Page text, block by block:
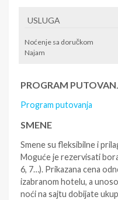
USLUGA
Noćenje sa doručkom
Najam
PROGRAM
Program putovanja
SMENE
Smene su fleksibilne i
Moguće je rezervisati
6, 7…). Prikazana cena
izabranom hotelu, a
noći na sajtu dobijate